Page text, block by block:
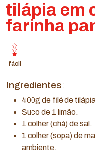
tilápia em
farinha
fácil
Ingredientes:
400g de filé de
Suco de 1 limão.
1 colher (chá) de sal.
1 colher (sopa) de
ambiente.